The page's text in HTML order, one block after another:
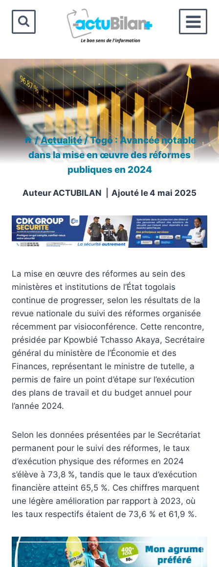
contenu
/Actualité/Togo : Avancée notable
dans la mise en œuvre des réformes
publiques en 2024
Auteur ACTUBILAN Ajouté le4 mai 2025
La mise en œuvre des réformes au sein des
ministères et institutions de l’État togolais
continue de progresser, selon les résultats de la
revue nationale du suivi des réformes organisée
récemment par visioconférence. Cette rencontre,
présidée par Kpowbié Tchasso Akaya, Secrétaire
général du ministère de l’Économie et des
Finances, représentant le ministre de tutelle, a
permis de faire un point d’étape sur l’exécution
des plans de travail et du budget annuel pour
l’année 2024.
Selon les données présentées par le Secrétariat
permanent pour le suivi des réformes, le taux
d’exécution physique des réformes en 2024
s’élève à 73,8 %, tandis que le taux d’exécution
financière atteint 65,5 %. Ces chiffres marquent
une légère amélioration par rapport à 2023, où
les taux respectifs étaient de 73,6 % et 61,9 %.